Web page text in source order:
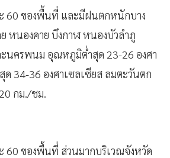
60 ของพื้นที่ และมีฝนตกหนักบาง
หนองคาย บึงกาฬ หนองบัวลำภู
นครพนม อุณหภูมิต่ำสุด 23-26 องศา
34-36 องศาเซลเซียส ลมตะวันตก
กม./ชม.
60 ของพื้นที่ ส่วนมากบริเวณจังหวัด